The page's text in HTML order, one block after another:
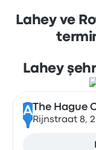
Lahey ve
Lahey
A The Hague
Rijnstraat 8,